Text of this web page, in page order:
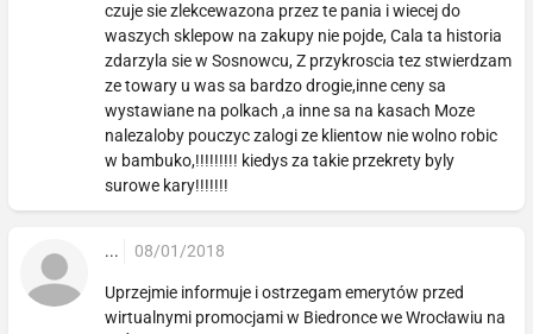
czuje sie zlekcewazona przez te pania i wiecej do
waszych sklepow na zakupy nie pojde, Cala ta historia
zdarzyla sie w Sosnowcu, Z przykroscia tez stwierdzam
ze towary u was sa bardzo drogie,inne ceny sa
wystawiane na polkach ,a inne sa na kasach Moze
nalezaloby pouczyc zalogi ze klientow nie wolno robic
w bambuko,!!!!!!!!! kiedys za takie przekrety byly
surowe kary!!!!!!!
... 08/01/2018
Uprzejmie informuje i ostrzegam emerytów przed
wirtualnymi promocjami w Biedronce we Wrocławiu na